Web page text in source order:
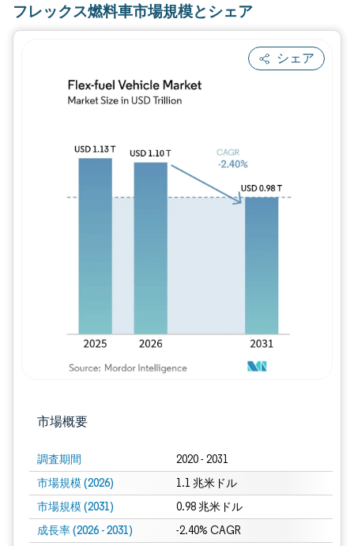
フレックス燃料車市場規模とシェア
シェア
市場概要
調査期間 2020 - 2031
市場規模 (2026) 1.1 兆米ドル
市場規模 (2031) 0.98 兆米ドル
成長率 (2026 - 2031) -2.40% CAGR